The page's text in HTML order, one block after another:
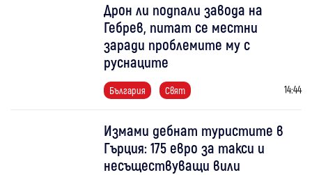
Дрон ли подпали завода на
Гебрев, питат се местни
заради проблемите му с
руснаците
България Свят 14:44
Измами дебнат туристите в
Гърция: 175 евро за такси и
несъществуващи вили